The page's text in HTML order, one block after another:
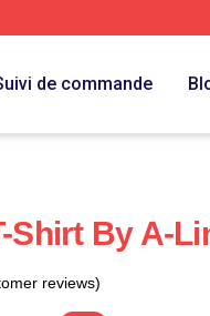
de commande
Shirt By A-
reviews)